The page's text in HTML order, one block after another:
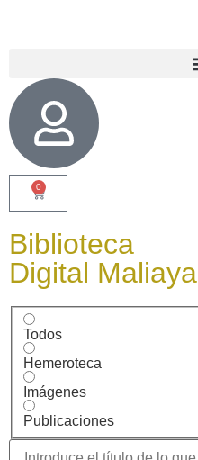
0
Biblioteca
Digital Maliaya
Todos
Hemeroteca
Imágenes
Publicaciones